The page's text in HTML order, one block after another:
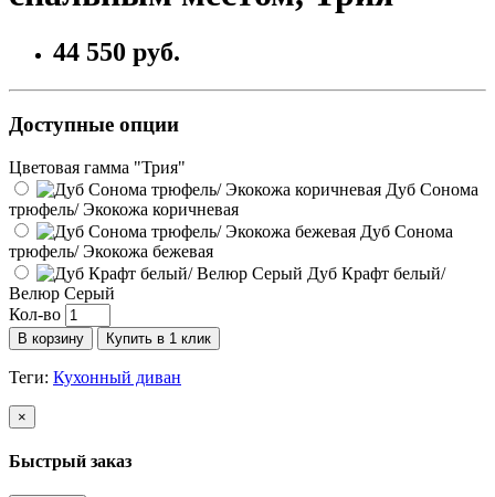
44 550 руб.
Доступные опции
Цветовая гамма "Трия"
Дуб Сонома
трюфель/ Экокожа коричневая
Дуб Сонома
трюфель/ Экокожа бежевая
Дуб Крафт белый/
Велюр Серый
Кол-во
В корзину Купить в 1 клик
Теги: Кухонный диван
×
Быстрый заказ